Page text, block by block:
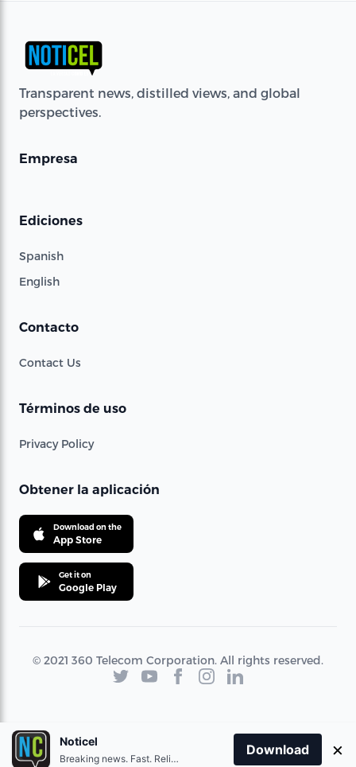
Transparent news, distilled views, and global
perspectives.
Empresa
Ediciones
Spanish
English
Contacto
Contact Us
Términos de uso
Privacy Policy
Obtener la aplicación
Download on the
App Store
Get it on
Google Play
© 2021 360 Telecom Corporation. All rights reserved.
Noticel
Breaking news. Fast. Reliable.
Download ×